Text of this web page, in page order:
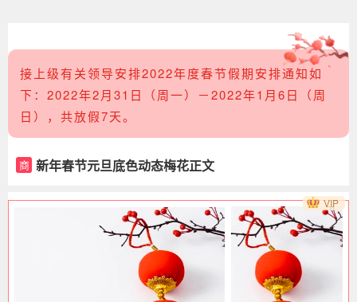
接上级有关领导安排2022年度春节假期安排通知如
下：2022年2月31日（周一）－2022年1月6日（周
日），共放假7天。
商 新年春节元旦底色动态梅花正文
VIP